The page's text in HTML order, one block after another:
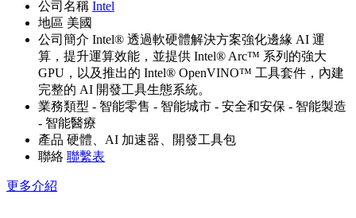
公司名稱 Intel
地區 美國
公司簡介 Intel® 透過軟硬體解決方案強化邊緣 AI 運
算，提升運算效能，並提供 Intel® Arc™ 系列的強大
GPU，以及推出的 Intel® OpenVINO™ 工具套件，內建
完整的 AI 開發工具生態系統。
業務類型 - 智能零售 - 智能城市 - 安全和安保 - 智能製造
- 智能醫療
產品 硬體、AI 加速器、開發工具包
聯絡 聯繫表
更多介紹